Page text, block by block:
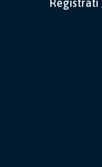
Registrati